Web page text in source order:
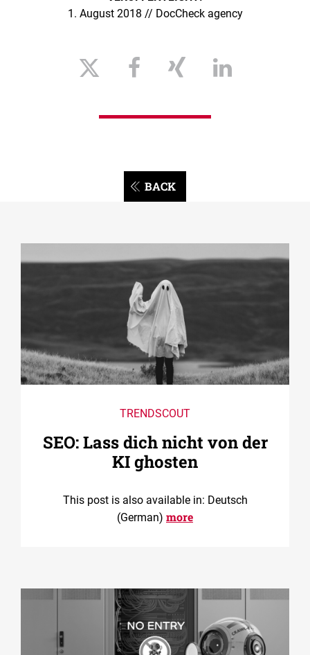
1. August 2018 // DocCheck agency
BACK
TRENDSCOUT
SEO: Lass dich nicht von der
KI ghosten
This post is also available in: Deutsch
(German) more